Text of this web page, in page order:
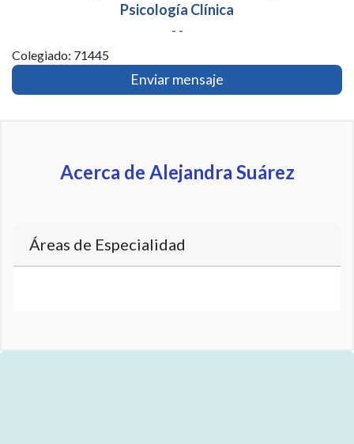
Psicología Clínica
- -
Colegiado: 71445
Enviar mensaje
Acerca de Alejandra Suárez
Áreas de Especialidad